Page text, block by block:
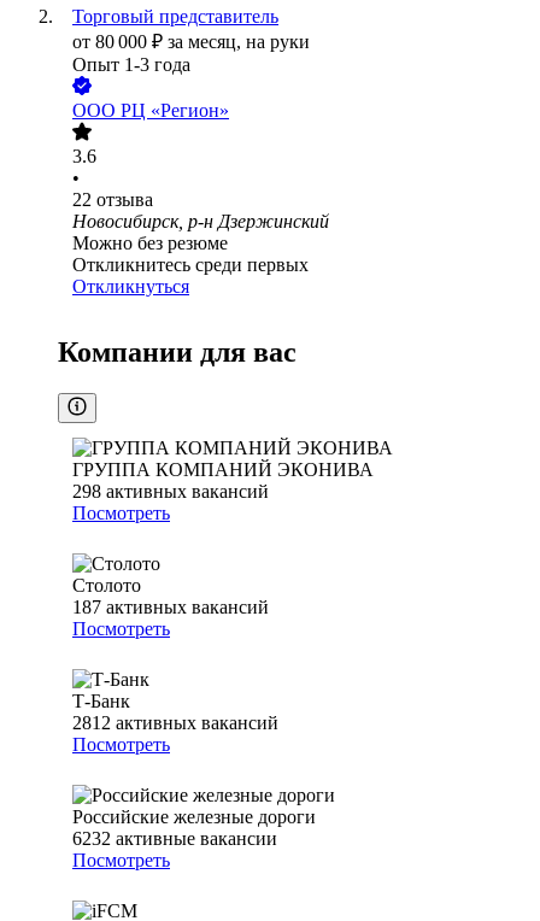
Торговый представитель
от 80 000 ₽ за месяц, на руки
Опыт 1-3 года
ООО РЦ «Регион»
3.6
•
22 отзыва
Новосибирск, р-н Дзержинский
Можно без резюме
Откликнитесь среди первых
Откликнуться
Компании для вас
ГРУППА КОМПАНИЙ ЭКОНИВА
298 активных вакансий
Посмотреть
Столото
187 активных вакансий
Посмотреть
Т-Банк
2812 активных вакансий
Посмотреть
Российские железные дороги
6232 активные вакансии
Посмотреть